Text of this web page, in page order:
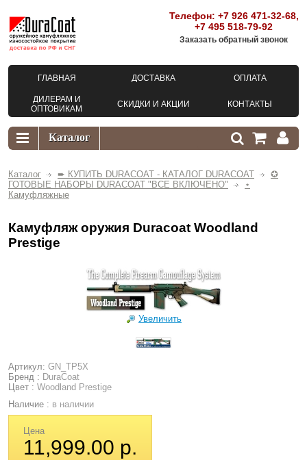
Телефон: +7 926 471-32-68,
+7 495 518-79-92
Заказать обратный звонок
ГЛАВНАЯ ДОСТАВКА ОПЛАТА
ДИЛЕРАМ И
ОПТОВИКАМ
СКИДКИ И АКЦИИ КОНТАКТЫ
Каталог ➨ КУПИТЬ DURACOAT - КАТАЛОГ DURACOAT
✪
ГОТОВЫЕ НАБОРЫ DURACOAT "ВСЕ ВКЛЮЧЕНО"
⋆
Камуфляжные
Камуфляж оружия Duracoat Woodland
Prestige
Увеличить
Артикул: GN_TP5X
Бренд : DuraCoat
Цвет : Woodland Prestige
Наличие : в наличии
Цена
11,999.00 р.